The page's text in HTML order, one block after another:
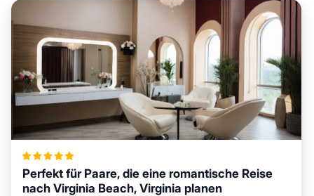
Perfekt für Paare, die eine romantische Reise
nach Virginia Beach, Virginia planen